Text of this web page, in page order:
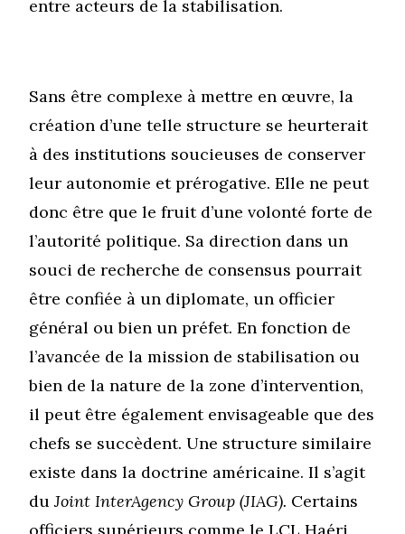
entre acteurs de la stabilisation.
Sans être complexe à mettre en œuvre, la
création d’une telle structure se heurterait
à des institutions soucieuses de conserver
leur autonomie et prérogative. Elle ne peut
donc être que le fruit d’une volonté forte de
l’autorité politique. Sa direction dans un
souci de recherche de consensus pourrait
être confiée à un diplomate, un officier
général ou bien un préfet. En fonction de
l’avancée de la mission de stabilisation ou
bien de la nature de la zone d’intervention,
il peut être également envisageable que des
chefs se succèdent. Une structure similaire
existe dans la doctrine américaine. Il s’agit
duJoint InterAgency Group (JIAG). Certains
officiers supérieurs comme le LCL Haéri